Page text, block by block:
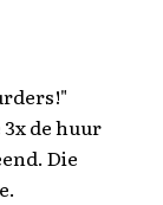
de huur
Die